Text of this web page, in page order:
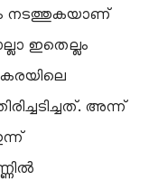
നടത്തുകയാണ്
ഇതെല്ലം
അന്ന്